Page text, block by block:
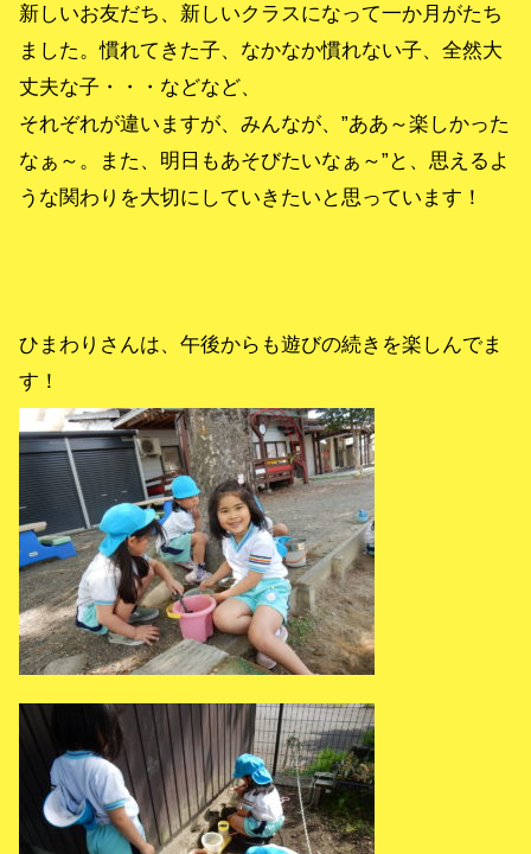
新しいお友だち、新しいクラスになって一か月がたち
ました。慣れてきた子、なかなか慣れない子、全然大
丈夫な子・・・などなど、
それぞれが違いますが、みんなが、”ああ～楽しかった
なぁ～。また、明日もあそびたいなぁ～”と、思えるよ
うな関わりを大切にしていきたいと思っています！
ひまわりさんは、午後からも遊びの続きを楽しんでま
す！